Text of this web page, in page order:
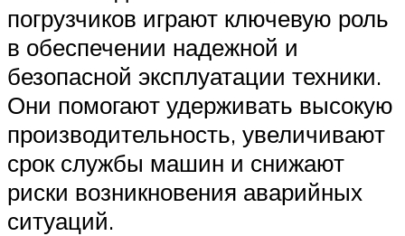
погрузчиков играют ключевую роль
в обеспечении надежной и
безопасной эксплуатации техники.
Они помогают удерживать высокую
производительность, увеличивают
срок службы машин и снижают
риски возникновения аварийных
ситуаций.